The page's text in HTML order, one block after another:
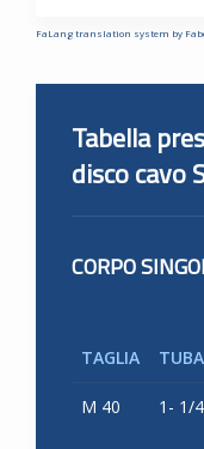
FaLang translation system by
Tabella
disco cavo
CORPO
TAGLIA
M 40 1- 1/